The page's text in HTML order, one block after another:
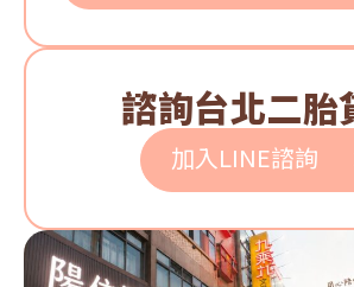
諮詢台北二胎
加入LINE諮詢